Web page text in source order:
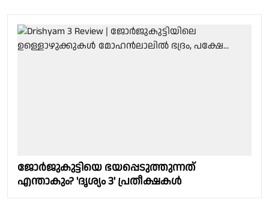
ജോർജുകുട്ടിയെ ഭയപ്പെടുത്തുന്നത്
എന്താകും? 'ദൃശ്യം 3' പ്രതീക്ഷകൾ